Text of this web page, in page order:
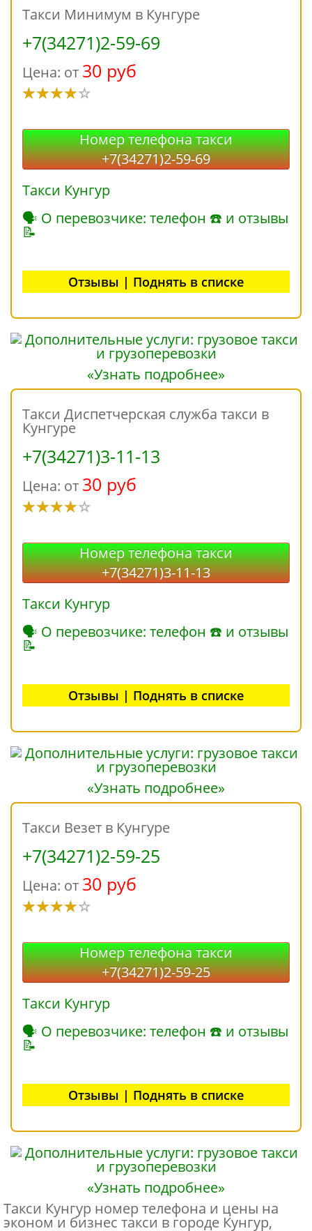
Такси Минимум в Кунгуре
+7(34271)2-59-69
Цена: от 30 руб
Номер телефона такси
+7(34271)2-59-69
Такси Кунгур
🗣 О перевозчике: телефон ☎ и отзывы
📝
Отзывы | Поднять в списке
«Узнать подробнее»
Такси Диспетчерская служба такси в
Кунгуре
+7(34271)3-11-13
Цена: от 30 руб
Номер телефона такси
+7(34271)3-11-13
Такси Кунгур
🗣 О перевозчике: телефон ☎ и отзывы
📝
Отзывы | Поднять в списке
«Узнать подробнее»
Такси Везет в Кунгуре
+7(34271)2-59-25
Цена: от 30 руб
Номер телефона такси
+7(34271)2-59-25
Такси Кунгур
🗣 О перевозчике: телефон ☎ и отзывы
📝
Отзывы | Поднять в списке
«Узнать подробнее»
Такси Кунгур номер телефона и цены на
эконом и бизнес такси в городе Кунгур,